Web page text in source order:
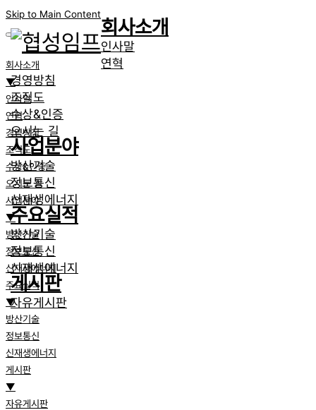
Skip to Main Content
회사소개
▼
인사말
연혁
경영방침
조직도
수상&인증
오시는 길
사업분야
▼
방산기술
정보통신
신재생에너지
주요실적
▼
방산기술
정보통신
신재생에너지
게시판
▼
자유게시판
회사소개
인사말
연혁
경영방침
조직도
수상&인증
오시는 길
사업분야
방산기술
정보통신
신재생에너지
주요실적
방산기술
정보통신
신재생에너지
게시판
자유게시판